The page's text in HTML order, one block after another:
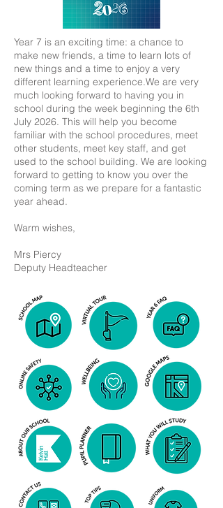
Year 7 is an exciting time: a chance to
make new friends, a time to learn lots of
new things and a time to enjoy a very
different learning experience.​We are very
much looking forward to having you in
school during the week beginning the 6th
July 2026. This will help you become
familiar with the school procedures, meet
other students, meet key staff, and get
used to the school building. ​We are looking
forward to getting to know you over the
coming term as we prepare for a fantastic
year ahead.​
Warm wishes,​
Mrs Piercy
Deputy Headteacher